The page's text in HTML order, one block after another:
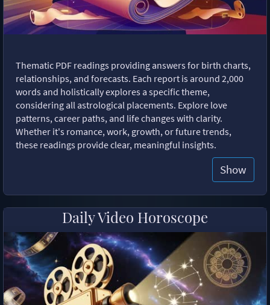
Thematic PDF readings providing answers for birth charts,
relationships, and forecasts. Each report is around 2,000
words and holistically explores a specific theme,
considering all astrological placements. Explore love
patterns, career paths, and life changes with clarity.
Whether it's romance, work, growth, or future trends,
these readings provide clear, meaningful insights.
Show
Daily Video Horoscope